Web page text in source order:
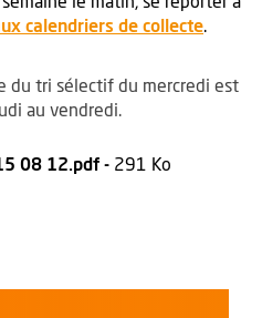
calendriers de collecte.
du tri sélectif du mercredi est
au vendredi.
08 12.pdf - 291 Ko